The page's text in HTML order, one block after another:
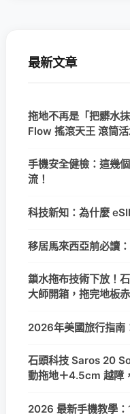
最新文章
拖地不再是「把髒水
Flow 搖滾天王 滾筒
手機安全健檢：這幾
流！
科技新知：為什麼
移居馬來西亞前必讀
鎖水拖布技術下放！
大師開箱，拖完地板
2026年美國旅行指南
石頭科技 Saros 20
動拖地＋4.5cm 越障
2026 最新手機教學